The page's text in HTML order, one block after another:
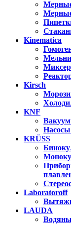
Kinematica
Kirsch
KNF
Насосы
KRÜSS
Laboratoroff
LAUDA